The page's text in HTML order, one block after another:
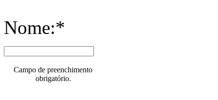
Nome:*
Campo de preenchimento
obrigatório.